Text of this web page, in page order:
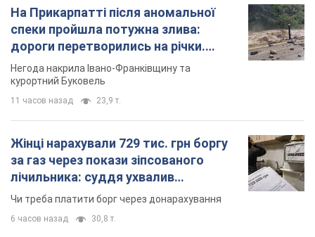
На Прикарпатті після аномальної
спеки пройшла потужна злива:
дороги перетворились на річки.
Відео
Негода накрила Івано-Франківщину та
курортний Буковель
11 часов назад 23,9 т.
Жінці нарахували 729 тис. грн боргу
за газ через покази зіпсованого
лічильника: суддя ухвалив
неочікуване рішення
Чи треба платити борг через донарахування
6 часов назад 30,8 т.